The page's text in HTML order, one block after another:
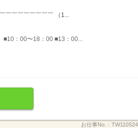
￣￣￣￣￣￣￣￣ （1...
■10：00〜18：00 ■13：00...
お仕事No.：